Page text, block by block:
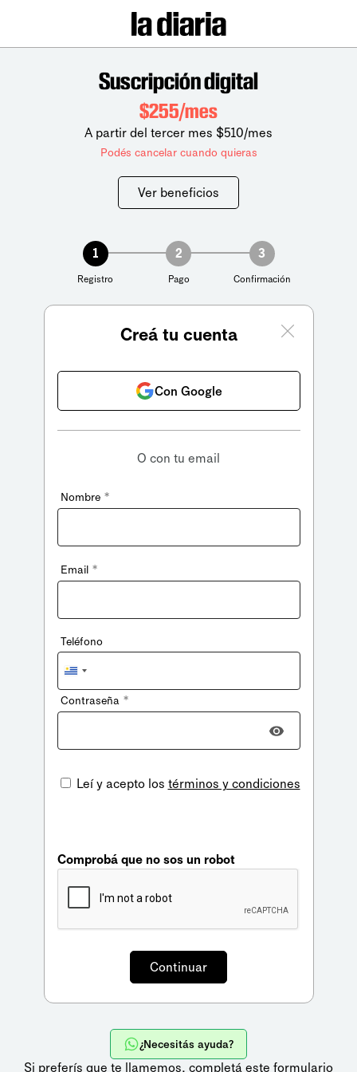
Suscripción digital
$255/mes
A partir del tercer mes $510/mes
Podés cancelar cuando quieras
Ver beneficios
1
Registro
2
Pago
3
Confirmación
Creá tu cuenta
Con Google
O con tu email
Nombre *
Email *
Teléfono
Uruguay
+598
Contraseña *
Leí y acepto los términos y condiciones
Comprobá que no sos un robot
¿Necesitás ayuda?
Si preferís que te llamemos, completá este formulario